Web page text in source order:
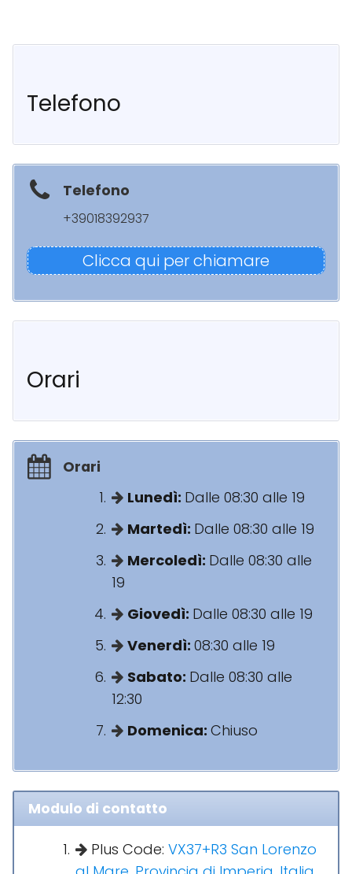
Telefono
Telefono
+39018392937
Clicca qui per chiamare
Orari
Orari
Lunedì: Dalle 08:30 alle 19
Martedì: Dalle 08:30 alle 19
Mercoledì: Dalle 08:30 alle
19
Giovedì: Dalle 08:30 alle 19
Venerdì: 08:30 alle 19
Sabato: Dalle 08:30 alle
12:30
Domenica: Chiuso
Modulo di contatto
Plus Code: VX37+R3 San Lorenzo